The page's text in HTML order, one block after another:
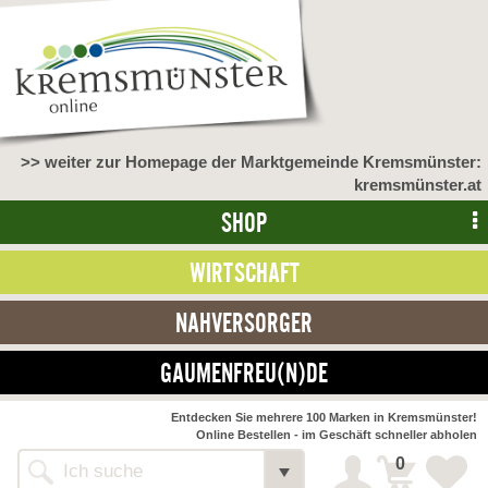
>> weiter zur Homepage der Marktgemeinde Kremsmünster:
kremsmünster.at
SHOP
WIRTSCHAFT
NAHVERSORGER
GAUMENFREU(N)DE
Alle Webseiten
Entdecken Sie mehrere 100 Marken in Kremsmünster!
Online Bestellen - im Geschäft schneller abholen
0
NAHVERSORGER
>> Bauernmarkt << Detail